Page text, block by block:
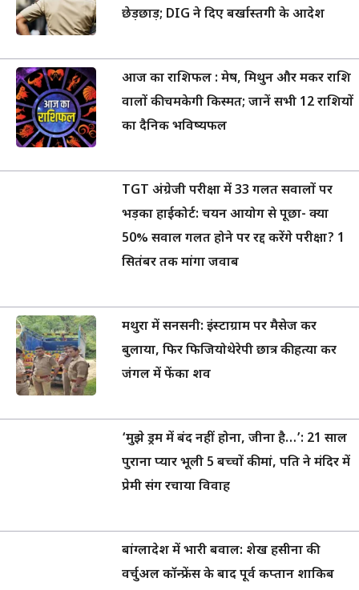
छेड़छाड़; DIG ने दिए बर्खास्तगी के आदेश
आज का राशिफल : मेष, मिथुन और मकर राशि
वालों की चमकेगी किस्मत; जानें सभी 12 राशियों
का दैनिक भविष्यफल
TGT अंग्रेजी परीक्षा में 33 गलत सवालों पर
भड़का हाईकोर्ट: चयन आयोग से पूछा- क्या
50% सवाल गलत होने पर रद्द करेंगे परीक्षा? 1
सितंबर तक मांगा जवाब
मथुरा में सनसनी: इंस्टाग्राम पर मैसेज कर
बुलाया, फिर फिजियोथेरेपी छात्र की हत्या कर
जंगल में फेंका शव
‘मुझे ड्रम में बंद नहीं होना, जीना है…’: 21 साल
पुराना प्यार भूली 5 बच्चों की मां, पति ने मंदिर में
प्रेमी संग रचाया विवाह
बांग्लादेश में भारी बवाल: शेख हसीना की
वर्चुअल कॉन्फ्रेंस के बाद पूर्व कप्तान शाकिब